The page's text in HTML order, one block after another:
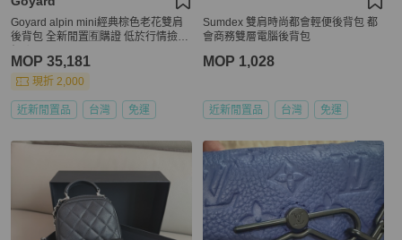
Goyard alpin mini經典棕色老花雙肩
後背包 全新閒置🈶購證 低於行情撿漏
MOP 35,181
現折 2,000
近新閒置品 台灣 免運
Sumdex 雙肩時尚都會輕便後背包 都
會商務雙層電腦後背包
MOP 1,028
近新閒置品 台灣 免運